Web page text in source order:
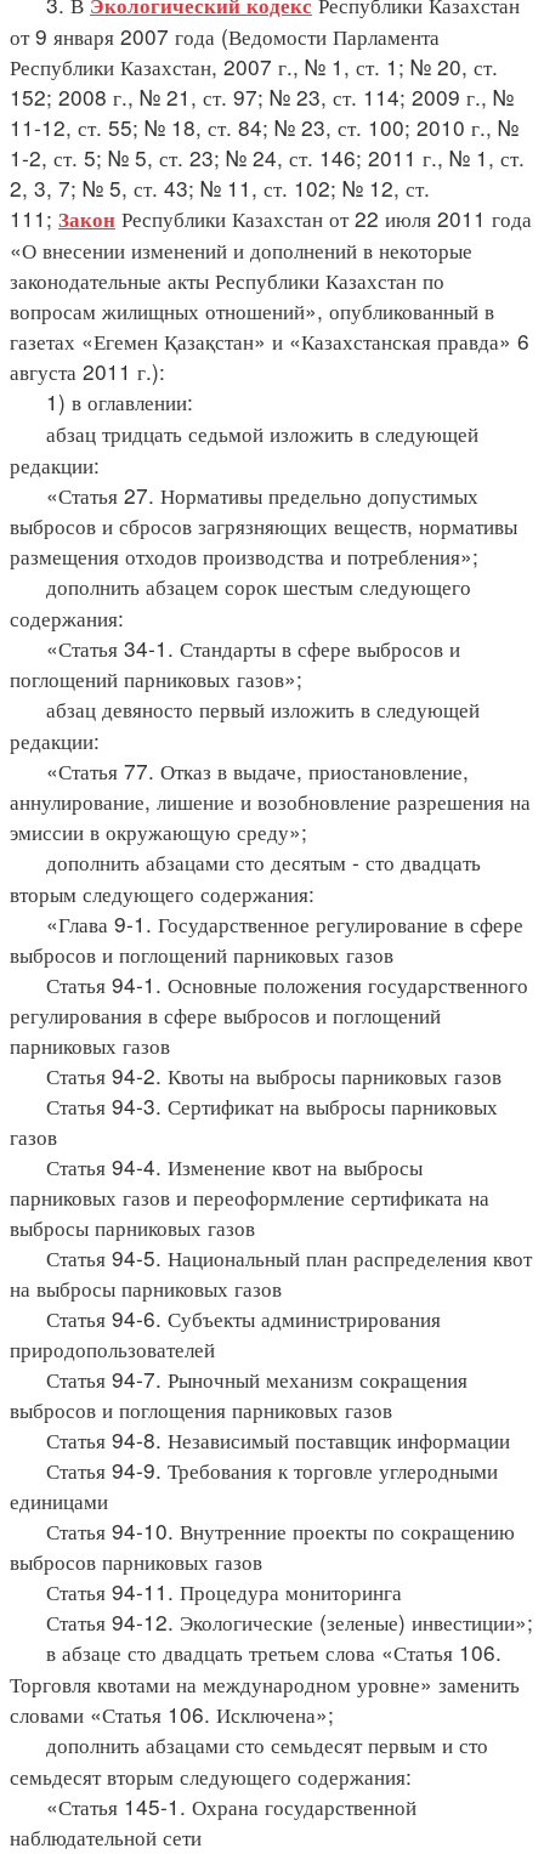
от 9 января 2007 года (Ведомости Парламента
Республики Казахстан, 2007 г., № 1, ст. 1; № 20, ст.
152; 2008 г., № 21, ст. 97; № 23, ст. 114; 2009 г., №
11-12, ст. 55; № 18, ст. 84; № 23, ст. 100; 2010 г., №
1-2, ст. 5; № 5, ст. 23; № 24, ст. 146; 2011 г., № 1, ст.
2, 3, 7; № 5, ст. 43; № 11, ст. 102; № 12, ст.
111; Закон Республики Казахстан от 22 июля 2011 года
«О внесении изменений и дополнений в некоторые
законодательные акты Республики Казахстан по
вопросам жилищных отношений», опубликованный в
газетах «Егемен Қазақстан» и «Казахстанская правда» 6
августа 2011 г.):
1) в оглавлении:
абзац тридцать седьмой изложить в следующей
редакции:
«Статья 27. Нормативы предельно допустимых
выбросов и сбросов загрязняющих веществ, нормативы
размещения отходов производства и потребления»;
дополнить абзацем сорок шестым следующего
содержания:
«Статья 34-1. Стандарты в сфере выбросов и
поглощений парниковых газов»;
абзац девяносто первый изложить в следующей
редакции:
«Статья 77. Отказ в выдаче, приостановление,
аннулирование, лишение и возобновление разрешения на
эмиссии в окружающую среду»;
дополнить абзацами сто десятым - сто двадцать
вторым следующего содержания:
«Глава 9-1. Государственное регулирование в сфере
выбросов и поглощений парниковых газов
Статья 94-1. Основные положения государственного
регулирования в сфере выбросов и поглощений
парниковых газов
Статья 94-2. Квоты на выбросы парниковых газов
Статья 94-3. Сертификат на выбросы парниковых
газов
Статья 94-4. Изменение квот на выбросы
парниковых газов и переоформление сертификата на
выбросы парниковых газов
Статья 94-5. Национальный план распределения квот
на выбросы парниковых газов
Статья 94-6. Субъекты администрирования
природопользователей
Статья 94-7. Рыночный механизм сокращения
выбросов и поглощения парниковых газов
Статья 94-8. Независимый поставщик информации
Статья 94-9. Требования к торговле углеродными
единицами
Статья 94-10. Внутренние проекты по сокращению
выбросов парниковых газов
Статья 94-11. Процедура мониторинга
Статья 94-12. Экологические (зеленые) инвестиции»;
в абзаце сто двадцать третьем слова «Статья 106.
Торговля квотами на международном уровне» заменить
словами «Статья 106. Исключена»;
дополнить абзацами сто семьдесят первым и сто
семьдесят вторым следующего содержания:
«Статья 145-1. Охрана государственной
наблюдательной сети